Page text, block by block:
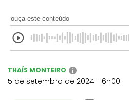
ouça este conteúdo
THAÍS MONTEIRO i
5 de setembro de 2024 - 6h00